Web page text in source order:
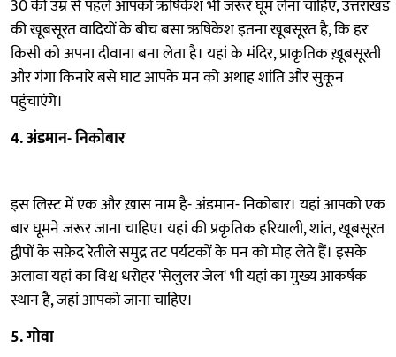
30 की उम्र से पहले आपको ऋषिकेश भी जरूर घूम लेना चाहिए, उत्तराखंड
की खूबसूरत वादियों के बीच बसा ऋषिकेश इतना खूबसूरत है, कि हर
किसी को अपना दीवाना बना लेता है। यहां के मंदिर, प्राकृतिक ख़ूबसूरती
और गंगा किनारे बसे घाट आपके मन को अथाह शांति और सुकून
पहुंचाएंगे।
4.अंडमान-निकोबार
इस लिस्ट में एक और ख़ास नाम है- अंडमान- निकोबार। यहां आपको एक
बार घूमने जरूर जाना चाहिए। यहां की प्रकृतिक हरियाली, शांत, खूबसूरत
द्वीपों के सफ़ेद रेतीले समुद्र तट पर्यटकों के मन को मोह लेते हैं। इसके
अलावा यहां का विश्व धरोहर 'सेलुलर जेल' भी यहां का मुख्य आकर्षक
स्थान है, जहां आपको जाना चाहिए।
5.गोवा